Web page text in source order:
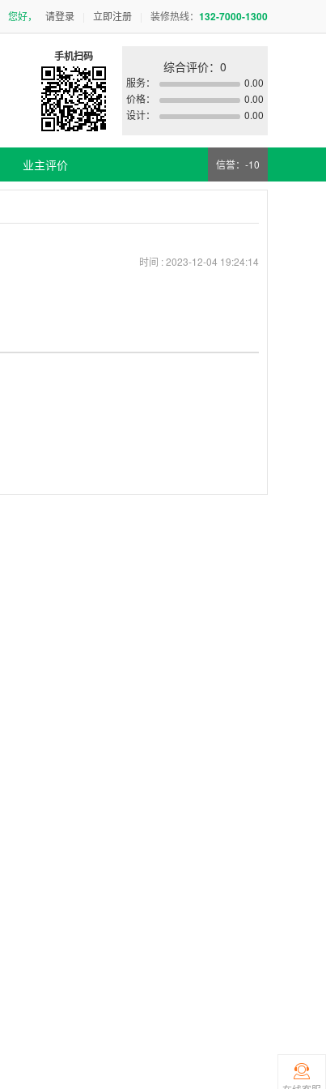
您好， 请登录 立即注册 装修热线： 132-7000-1300
综合评价：0
服务：
0.00
价格：
0.00
设计：
0.00
手机扫码
业主评价 信誉：-10
时间 :2023-12-04 19:24:14